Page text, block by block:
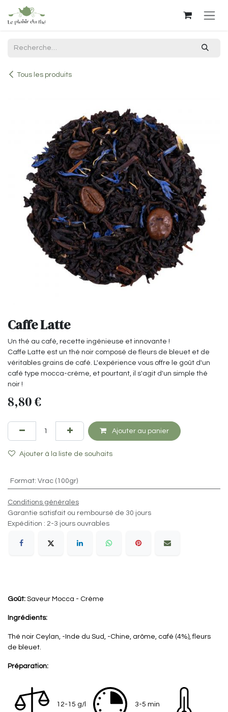
Se rendre au contenu
Tous les produits
Caffe Latte
Un thé au café, recette ingénieuse et innovante !
Caffe Latte est un thé noir composé de fleurs de bleuet et de
véritables grains de café. L'expérience vous offre le goût d'un
café type mocca-crème, et pourtant, il s'agit d'un simple thé
noir !
8,80€
Ajouter au panier
Ajouter à la liste de souhaits
Format: Vrac (100gr)
Conditions générales
Garantie satisfait ou remboursé de 30 jours
Expédition : 2-3 jours ouvrables
Goût: Saveur Mocca - Crème
Ingrédients:
Thé noir Ceylan, -Inde du Sud, -Chine, arôme, café (4%), fleurs
de bleuet.
Préparation:
12-15 g/l 3-5 min